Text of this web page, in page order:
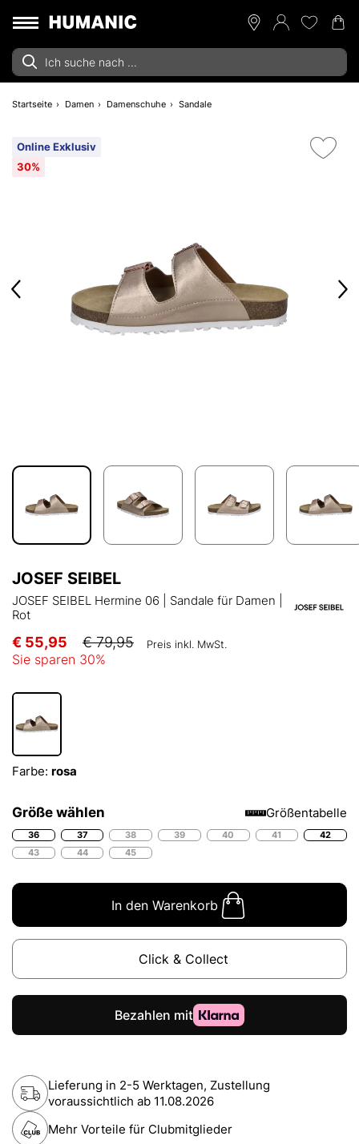
Startseite Damen Damenschuhe Sandale
Online Exklusiv
30%
JOSEF SEIBEL
JOSEF SEIBEL Hermine 06 | Sandale für Damen |
Rot
€ 55,95 € 79,95 Preis inkl. MwSt.
Sie sparen 30%
Farbe: rosa
Größe wählen Größentabelle
36 37 38 39 40 41
42
43
44 45
In den Warenkorb
Click & Collect
Lieferung in 2-5 Werktagen, Zustellung
voraussichtlich ab 11.08.2026
Mehr Vorteile für Clubmitglieder